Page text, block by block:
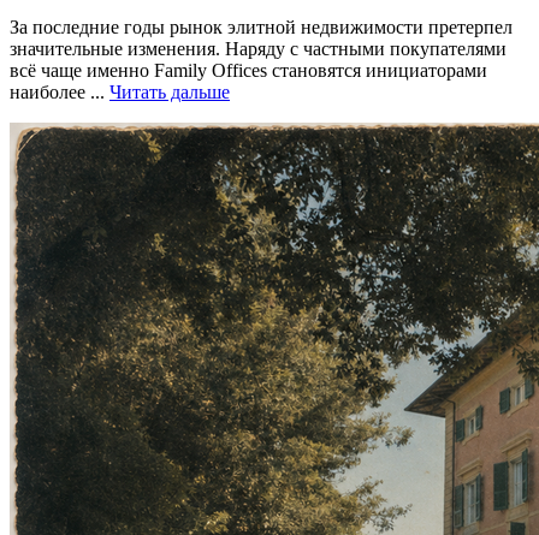
За последние годы рынок элитной недвижимости претерпел
значительные изменения. Наряду с частными покупателями
всё чаще именно Family Offices становятся инициаторами
наиболее ... Читать дальше